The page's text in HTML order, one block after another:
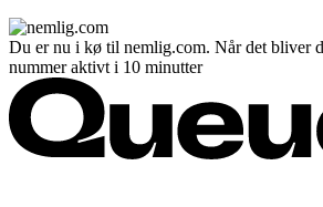
Du er nu i kø til nemlig.com. Når det bliver
nummer aktivt i 10 minutter